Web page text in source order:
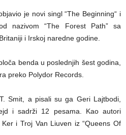
je novi singl “The Beginning“ i
nazivom “The Forest Path” sa
i Irskoj naredne godine.
benda u poslednjih šest godina,
preko Polydor Records.
Smit, a pisali su ga Geri Lajtbodi,
i sadrži 12 pesama. Kao autori
i Troj Van Liuven iz “Queens Of